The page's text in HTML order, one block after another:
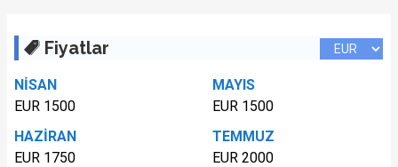
Fiyatlar
NİSAN
EUR 1500
MAYIS
EUR 1500
HAZİRAN
EUR 1750
TEMMUZ
EUR 2000